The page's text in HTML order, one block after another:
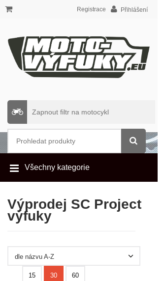
Přihlášení
Registrace
Zapnout filtr na motocykl
Všechny kategorie
Výprodej SC Project
výfuky
dle názvu A-Z
15 30 60